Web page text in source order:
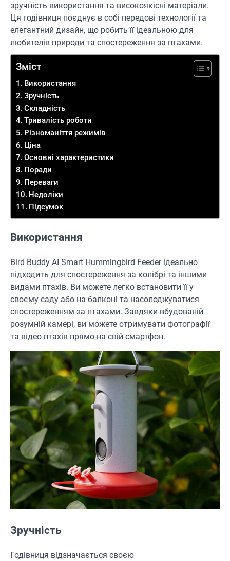
зручність використання та високоякісні матеріали.
Ця годівниця поєднує в собі передові технології та
елегантний дизайн, що робить її ідеальною для
любителів природи та спостереження за птахами.
Зміст
Використання
Зручність
Складність
Тривалість роботи
Різноманіття режимів
Ціна
Основні характеристики
Поради
Переваги
Недоліки
Підсумок
Використання
Bird Buddy AI Smart Hummingbird Feeder ідеально
підходить для спостереження за колібрі та іншими
видами птахів. Ви можете легко встановити її у
своєму саду або на балконі та насолоджуватися
спостереженням за птахами. Завдяки вбудованій
розумній камері, ви можете отримувати фотографії
та відео птахів прямо на свій смартфон.
Зручність
Годівниця відзначається своєю